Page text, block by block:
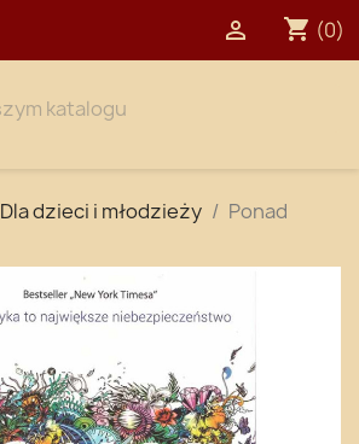
shopping_cart (0)

Dla dzieci i młodzieży
Ponad